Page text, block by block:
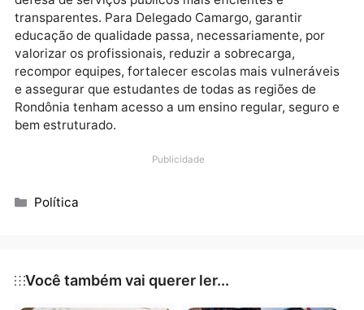
educacionais.
Para o deputado, a transparência sobre a
da força de trabalho, a existência de cargos vagos,
contratos temporários, os concursos em
déficit por escola e as medidas de recomposição é
fundamental para que o Parlamento, os órgãos de
requerimento faz parte do papel fiscalizador do
mandato. A cobrança busca obter informações